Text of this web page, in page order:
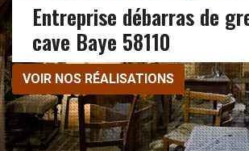
Entreprise débarras de
cave Baye 58110
VOIR NOS RÉALISATIONS